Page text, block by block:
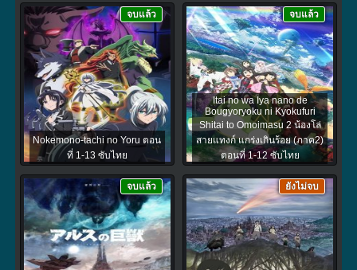
Nokemono-tachi no Yoru ตอน
ที่ 1-13 ซับไทย
จบแล้ว
Itai no wa Iya nano de
Bougyoryoku ni Kyokufuri
Shitai to Omoimasu 2 น้องโล่
สายแทงก์ แกร่งเกินร้อย (ภาค2)
ตอนที่ 1-12 ซับไทย
จบแล้ว
จบแล้ว ยังไม่จบ